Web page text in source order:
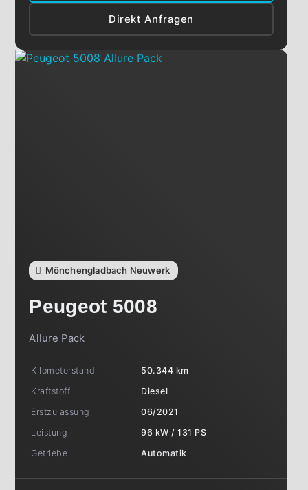
Direkt Anfragen
Mönchengladbach Neuwerk
Peugeot 5008
Allure Pack
Kilometerstand
50.344 km
Kraftstoff
Diesel
Erstzulassung
06/2021
Leistung
96 kW / 131 PS
Getriebe
Automatik